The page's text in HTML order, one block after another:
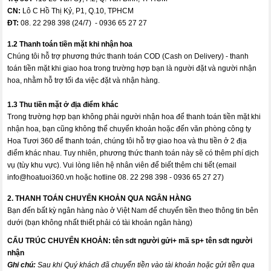
CN: Lô C Hồ Thị Kỷ, P1, Q.10, TPHCM
ĐT: 08. 22 298 398 (24/7) - 0936 65 27 27
1.2 Thanh toán tiền mặt khi nhận hoa
Chúng tôi hỗ trợ phương thức thanh toán COD (Cash on Delivery) - thanh
toán tiền mặt khi giao hoa trong trường hợp bạn là người đặt và người nhận
hoa, nhằm hỗ trợ tối đa việc đặt và nhận hàng.
1.3 Thu tiền mặt ở địa điểm khác
Trong trường hợp bạn không phải người nhận hoa để thanh toán tiền mặt khi
nhận hoa, bạn cũng không thể chuyển khoản hoặc đến văn phòng công ty
Hoa Tươi 360 để thanh toán, chúng tôi hỗ trợ giao hoa và thu tiền ở 2 địa
điểm khác nhau. Tuy nhiên, phương thức thanh toán này sẽ có thêm phí dịch
vụ (tùy khu vực). Vui lòng liên hệ nhân viên để biết thêm chi tiết (email
info@hoatuoi360.vn hoặc hotline 08. 22 298 398 - 0936 65 27 27)
2. THANH TOÁN CHUYỂN KHOẢN QUA NGÂN HÀNG
Bạn đến bất kỳ ngân hàng nào ở Việt Nam để chuyển tiền theo thông tin bên
dưới (bạn không nhất thiết phải có tài khoản ngân hàng)
CẤU TRÚC CHUYỂN KHOẢN:tên sdt người gửi+ mã sp+ tên sdt người
nhận
Ghi chú:Sau khi Quý khách đã chuyển tiền vào tài khoản hoặc gửi tiền qua